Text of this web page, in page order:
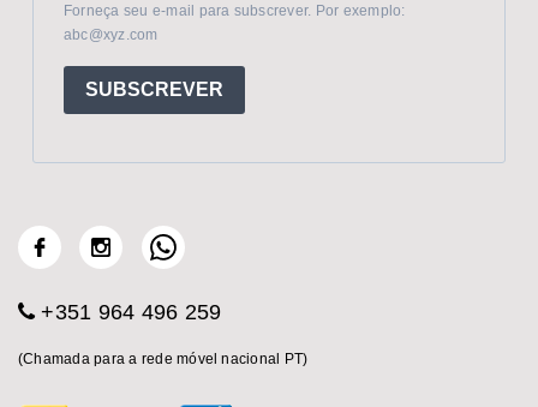
Forneça seu e-mail para subscrever. Por exemplo:
abc@xyz.com
SUBSCREVER
+351 964 496 259
(Chamada para a rede móvel nacional PT)